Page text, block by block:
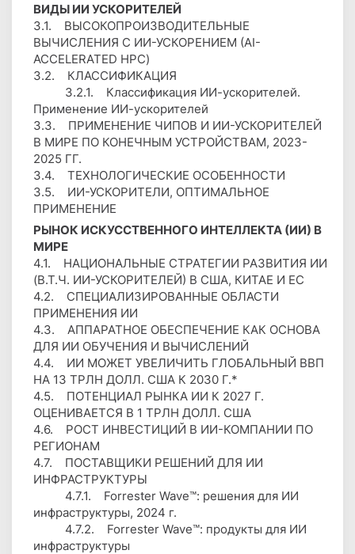
ВИДЫ ИИ УСКОРИТЕЛЕЙ
3.1. ВЫСОКОПРОИЗВОДИТЕЛЬНЫЕ
ВЫЧИСЛЕНИЯ С ИИ-УСКОРЕНИЕМ (AI-
ACCELERATED HPC)
3.2. КЛАССИФИКАЦИЯ
3.2.1. Классификация ИИ-ускорителей.
Применение ИИ-ускорителей
3.3. ПРИМЕНЕНИЕ ЧИПОВ И ИИ-УСКОРИТЕЛЕЙ
В МИРЕ ПО КОНЕЧНЫМ УСТРОЙСТВАМ, 2023-
2025 ГГ.
3.4. ТЕХНОЛОГИЧЕСКИЕ ОСОБЕННОСТИ
3.5. ИИ-УСКОРИТЕЛИ, ОПТИМАЛЬНОЕ
ПРИМЕНЕНИЕ
РЫНОК ИСКУССТВЕННОГО ИНТЕЛЛЕКТА (ИИ) В
МИРЕ
4.1. НАЦИОНАЛЬНЫЕ СТРАТЕГИИ РАЗВИТИЯ ИИ
(В.Т.Ч. ИИ-УСКОРИТЕЛЕЙ) В США, КИТАЕ И ЕС
4.2. СПЕЦИАЛИЗИРОВАННЫЕ ОБЛАСТИ
ПРИМЕНЕНИЯ ИИ
4.3. АППАРАТНОЕ ОБЕСПЕЧЕНИЕ КАК ОСНОВА
ДЛЯ ИИ ОБУЧЕНИЯ И ВЫЧИСЛЕНИЙ
4.4. ИИ МОЖЕТ УВЕЛИЧИТЬ ГЛОБАЛЬНЫЙ ВВП
НА 13 ТРЛН ДОЛЛ. США К 2030 Г.*
4.5. ПОТЕНЦИАЛ РЫНКА ИИ К 2027 Г.
ОЦЕНИВАЕТСЯ В 1 ТРЛН ДОЛЛ. США
4.6. РОСТ ИНВЕСТИЦИЙ В ИИ-КОМПАНИИ ПО
РЕГИОНАМ
4.7. ПОСТАВЩИКИ РЕШЕНИЙ ДЛЯ ИИ
ИНФРАСТРУКТУРЫ
4.7.1. Forrester Wave™: решения для ИИ
инфраструктуры, 2024 г.
4.7.2. Forrester Wave™: продукты для ИИ
инфраструктуры